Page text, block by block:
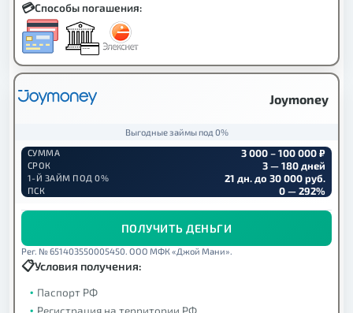
Способы погашения:
Joymoney
Выгодные займы под 0%
СУММА
3 000 – 100 000 ₽
СРОК 3 — 180 дней
1-Й ЗАЙМ ПОД 0% 21 дн. до 30 000 руб.
ПСК 0 — 292%
ПОЛУЧИТЬ ДЕНЬГИ
Рег. № 651403550005450. ООО МФК «Джой Мани».
Условия получения:
Паспорт РФ